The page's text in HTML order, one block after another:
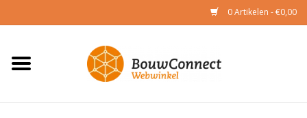
0 Artikelen - €0,00
Home